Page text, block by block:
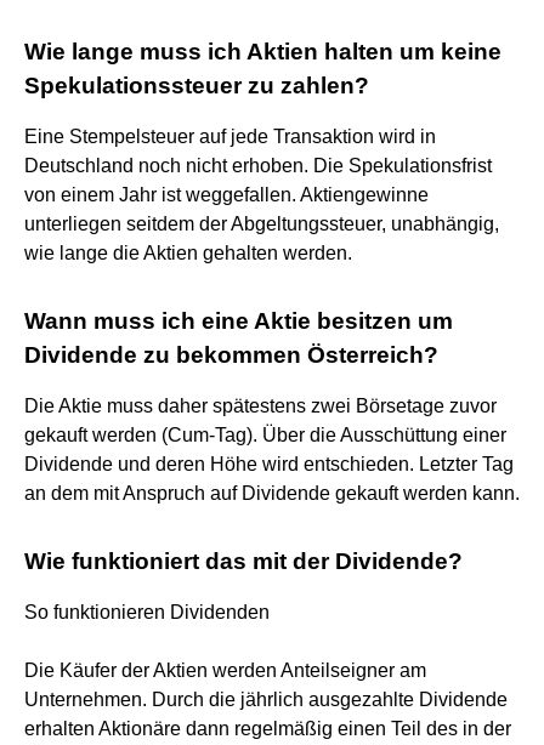
Wie lange muss ich Aktien halten um keine
Spekulationssteuer zu zahlen?
Eine Stempelsteuer auf jede Transaktion wird in
Deutschland noch nicht erhoben. Die Spekulationsfrist
von einem Jahr ist weggefallen. Aktiengewinne
unterliegen seitdem der Abgeltungssteuer, unabhängig,
wie lange die Aktien gehalten werden.
Wann muss ich eine Aktie besitzen um
Dividende zu bekommen Österreich?
Die Aktie muss daher spätestens zwei Börsetage zuvor
gekauft werden (Cum-Tag). Über die Ausschüttung einer
Dividende und deren Höhe wird entschieden. Letzter Tag
an dem mit Anspruch auf Dividende gekauft werden kann.
Wie funktioniert das mit der Dividende?
So funktionieren Dividenden
Die Käufer der Aktien werden Anteilseigner am
Unternehmen. Durch die jährlich ausgezahlte Dividende
erhalten Aktionäre dann regelmäßig einen Teil des in der